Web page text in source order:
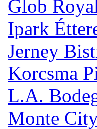
Glob
Ipark
Jerney
Korcsma
L.A.
Monte